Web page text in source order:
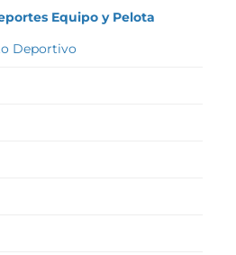
Equipo y Pelota
Deportivo